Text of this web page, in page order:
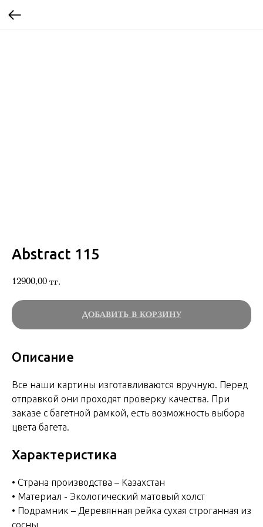
Abstract 115
12900,00 тг.
ДОБАВИТЬ В КОРЗИНУ
Описание
Все наши картины изготавливаются вручную. Перед
отправкой они проходят проверку качества. При
заказе с багетной рамкой, есть возможность выбора
цвета багета.
Характеристика
• Страна производства – Казахстан
• Материал - Экологический матовый холст
• Подрамник – Деревянная рейка сухая строганная из
сосны